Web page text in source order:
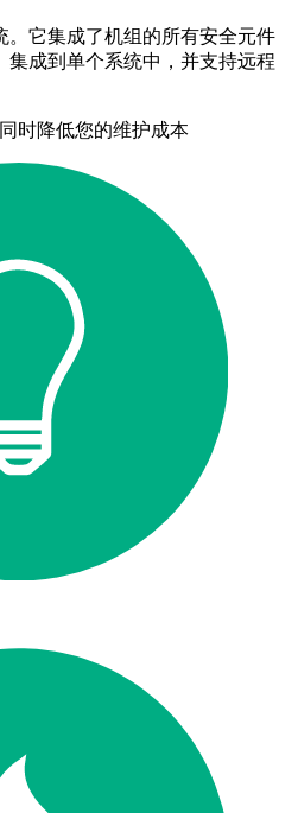
。它集成了机组的所有安全元件
集成到单个系统中，并支持远程
时降低您的维护成本